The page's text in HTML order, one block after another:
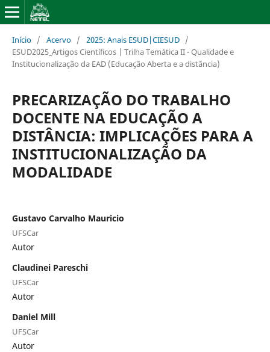
Início / Acervo / 2025: Anais ESUD|CIESUD /
ESUD2025_Artigos Científicos | Trilha Temática II - Qualidade e
Institucionalização da EAD (Educação Aberta e a distância)
PRECARIZAÇÃO DO TRABALHO
DOCENTE NA EDUCAÇÃO A
DISTÂNCIA: IMPLICAÇÕES PARA A
INSTITUCIONALIZAÇÃO DA
MODALIDADE
Gustavo Carvalho Mauricio
UFSCar
Autor
Claudinei Pareschi
UFSCar
Autor
Daniel Mill
UFSCar
Autor